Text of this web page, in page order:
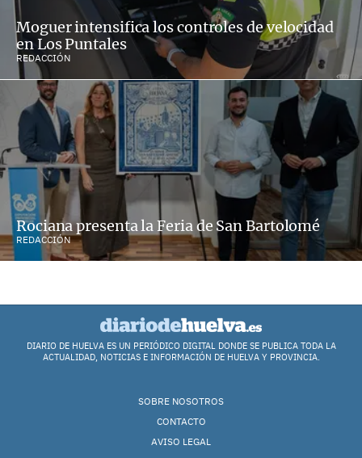
Moguer intensifica los controles de velocidad
en Los Puntales
REDACCIÓN
Rociana presenta la Feria de San Bartolomé
REDACCIÓN
DIARIO DE HUELVA ES UN PERIÓDICO DIGITAL DONDE SE PUBLICA TODA LA
ACTUALIDAD, NOTICIAS E INFORMACIÓN DE HUELVA Y PROVINCIA.
SOBRE NOSOTROS
CONTACTO
AVISO LEGAL